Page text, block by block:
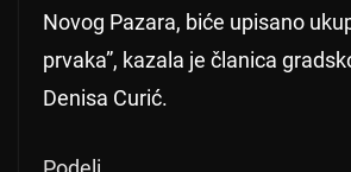
Novog Pazara, biće upisano
prvaka”, kazala je članica
Denisa Curić.